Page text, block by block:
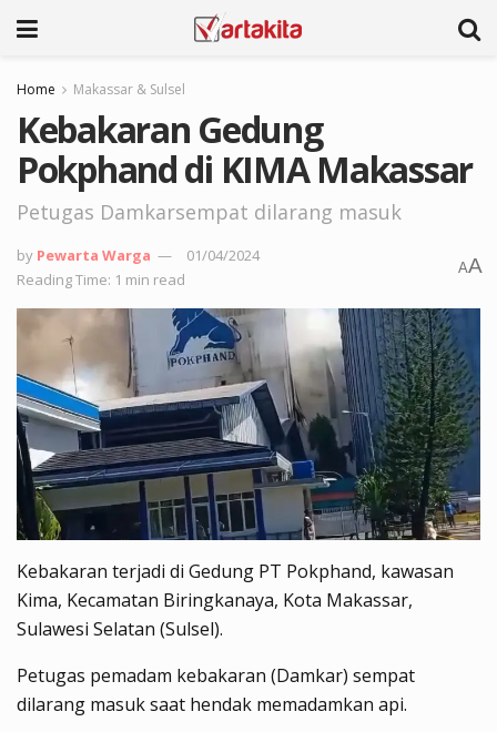
Home Makassar & Sulsel
Kebakaran Gedung
Pokphand di KIMA Makassar
Petugas Damkarsempat dilarang masuk
by Pewarta Warga
01/04/2024
Reading Time: 1 min read
AA
Kebakaran terjadi di Gedung PT Pokphand, kawasan
Kima, Kecamatan Biringkanaya, Kota Makassar,
Sulawesi Selatan (Sulsel).
Petugas pemadam kebakaran (Damkar) sempat
dilarang masuk saat hendak memadamkan api.